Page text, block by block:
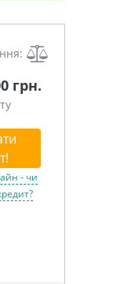
грн.
- чи